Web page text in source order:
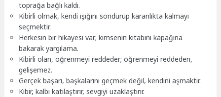
toprağa bağlı kaldı.
Kibirli olmak, kendi ışığını söndürüp karanlıkta kalmayı
seçmektir.
Herkesin bir hikayesi var; kimsenin kitabını kapağına
bakarak yargılama.
Kibirli olan, öğrenmeyi reddeder; öğrenmeyi reddeden,
gelişemez.
Gerçek başarı, başkalarını geçmek değil, kendini aşmaktır.
Kibir, kalbi katılaştırır, sevgiyi uzaklaştırır.